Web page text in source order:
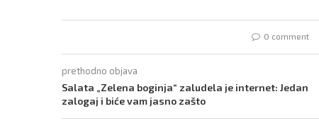
0 comment
prethodno objava
Salata „Zelena boginja“ zaludela je internet: Jedan
zalogaj i biće vam jasno zašto